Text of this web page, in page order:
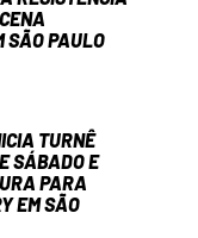
SÃO PAULO
TURNÊ
SÁBADO E
PARA
EM SÃO